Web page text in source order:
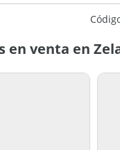
en venta en